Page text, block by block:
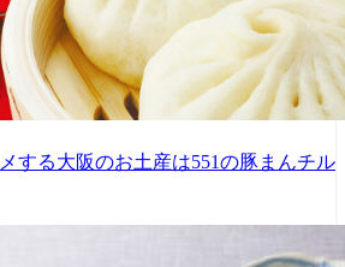
する大阪のお土産は551の豚まんチル